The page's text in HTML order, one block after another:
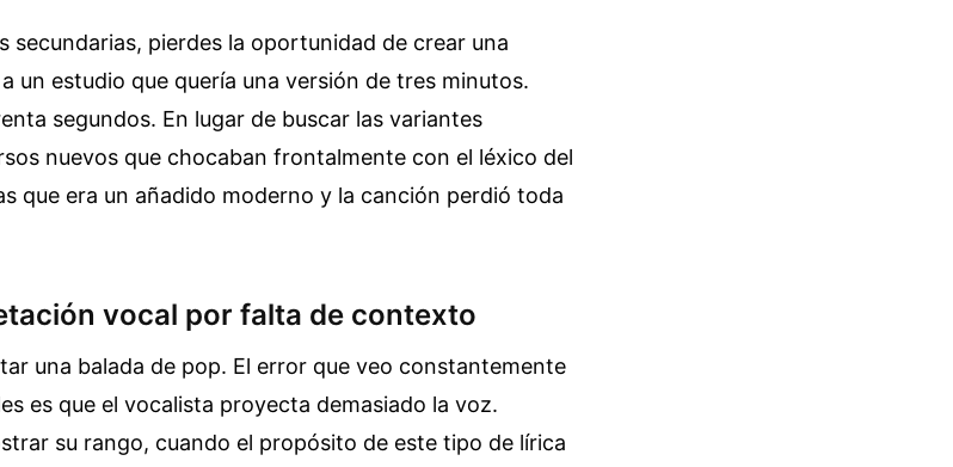
secundarias, pierdes la oportunidad de crear una
un estudio que quería una versión de tres minutos.
segundos. En lugar de buscar las variantes
nuevos que chocaban frontalmente con el léxico del
que era un añadido moderno y la canción perdió toda
vocal por falta de contexto
una balada de pop. El error que veo constantemente
es que el vocalista proyecta demasiado la voz.
su rango, cuando el propósito de este tipo de lírica